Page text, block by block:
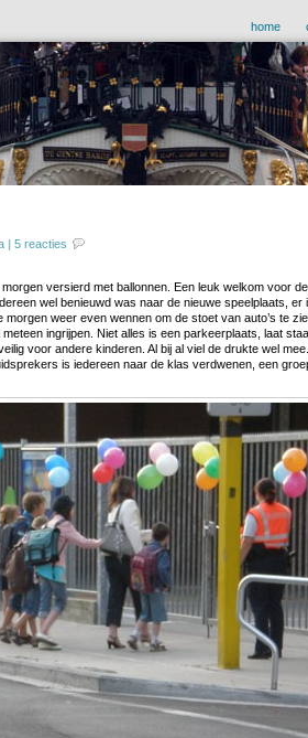
home
| 5 reacties
versierd met ballonnen. Een leuk welkom voor de
wel benieuwd was naar de nieuwe speelplaats, er
weer even wennen om de stoet van auto’s te
ingrijpen. Niet alles is een parkeerplaats, laat
voor andere kinderen. Al bij al viel de drukte wel mee.
is iedereen naar de klas verdwenen, een